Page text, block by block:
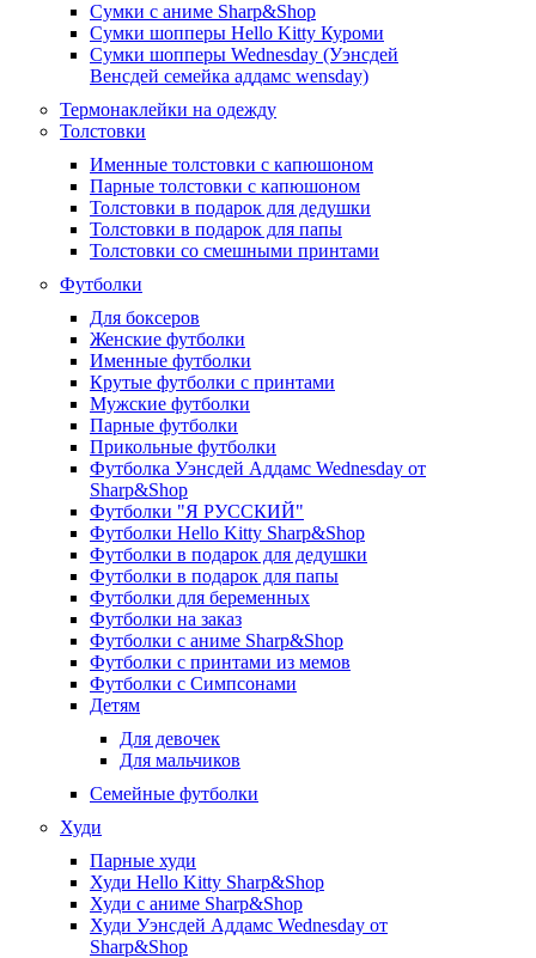
Сумки с аниме Sharp&Shop
Сумки шопперы Hello Kitty Куроми
Сумки шопперы Wednesday (Уэнсдей
Венсдей семейка аддамс wensday)
Термонаклейки на одежду
Толстовки
Именные толстовки с капюшоном
Парные толстовки с капюшоном
Толстовки в подарок для дедушки
Толстовки в подарок для папы
Толстовки со смешными принтами
Футболки
Для боксеров
Женские футболки
Именные футболки
Крутые футболки с принтами
Мужские футболки
Парные футболки
Прикольные футболки
Футболка Уэнсдей Аддамс Wednesday от
Sharp&Shop
Футболки "Я РУССКИЙ"
Футболки Hello Kitty Sharp&Shop
Футболки в подарок для дедушки
Футболки в подарок для папы
Футболки для беременных
Футболки на заказ
Футболки с аниме Sharp&Shop
Футболки с принтами из мемов
Футболки с Симпсонами
Детям
Для девочек
Для мальчиков
Семейные футболки
Худи
Парные худи
Худи Hello Kitty Sharp&Shop
Худи с аниме Sharp&Shop
Худи Уэнсдей Аддамс Wednesday от
Sharp&Shop